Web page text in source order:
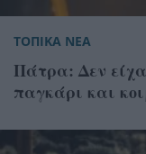
ΤΟΠΙΚΑ ΝΕΑ
Πάτρα: Δεν
παγκάρι και